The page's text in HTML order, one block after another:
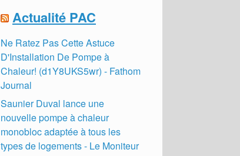
Actualité PAC
Ne Ratez Pas Cette Astuce
D'Installation De Pompe à
Chaleur! (d1Y8UKS5wr) - Fathom
Journal
Saunier Duval lance une
nouvelle pompe à chaleur
monobloc adaptée à tous les
types de logements - Le Moniteur